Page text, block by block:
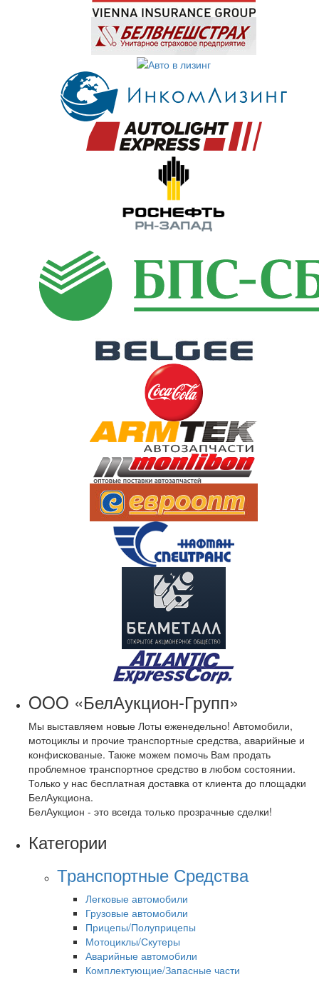
OOO «БелАукцион-Групп»
Мы выставляем новые Лоты еженедельно! Автомобили,
мотоциклы и прочие транспортные средства, аварийные и
конфискованые. Также можем помочь Вам продать
проблемное транспортное средство в любом состоянии.
Только у нас бесплатная доставка от клиента до площадки
БелАукциона.
БелАукцион - это всегда только прозрачные сделки!
Категории
Транспортные Средства
Легковые автомобили
Грузовые автомобили
Прицепы/Полуприцепы
Мотоциклы/Скутеры
Аварийные автомобили
Комплектующие/Запасные части